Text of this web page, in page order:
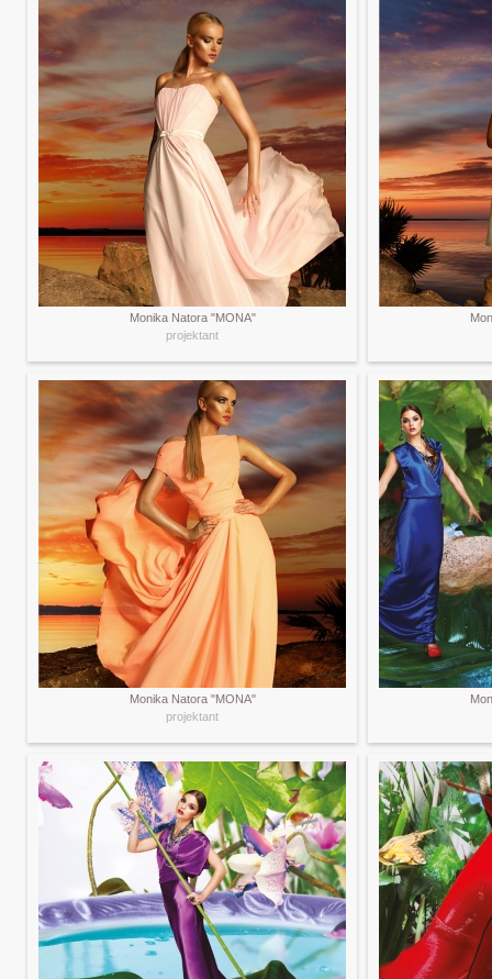
Monika Natora "MONA"
projektant
Monika Natora "MONA"
projektant